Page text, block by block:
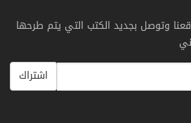
وتوصل بجديد الكتب التي يتم طرحها
اشتراك